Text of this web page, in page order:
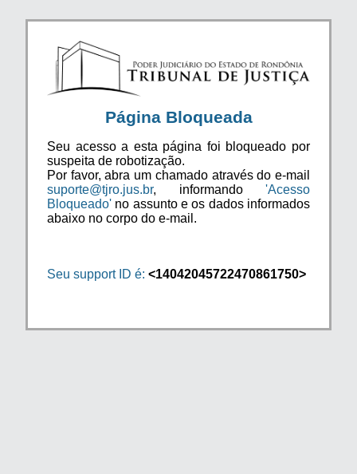
Página Bloqueada
Seu acesso a esta página foi bloqueado por
suspeita de robotização.
Por favor, abra um chamado através do e-mail
suporte@tjro.jus.br, informando 'Acesso
Bloqueado' no assunto e os dados informados
abaixo no corpo do e-mail.
Seu support ID é: <14042045722470861750>